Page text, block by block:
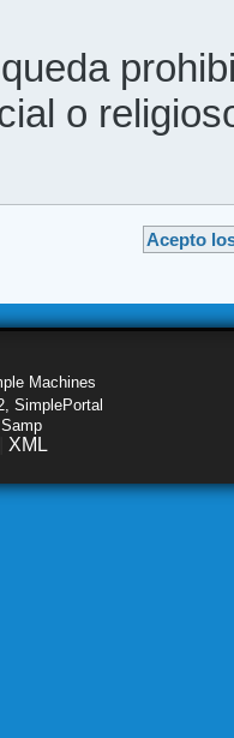
o
Machines
SimplePortal
XML